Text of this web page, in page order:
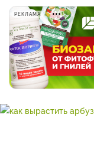
РЕКЛАМА